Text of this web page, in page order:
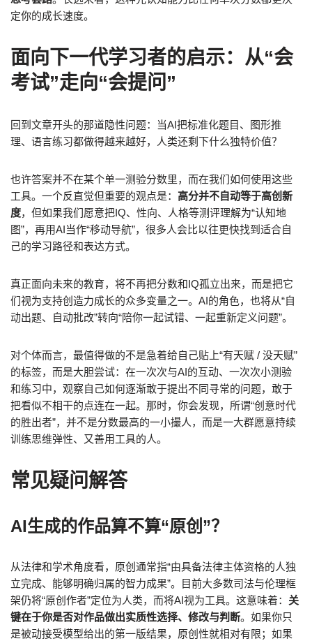
定你的成长速度。
面向下一代学习者的启示：从“会
考试”走向“会提问”
回到文章开头的那道隐性问题：当AI把标准化题目、图形推
理、语言练习都做得越来越好，人类还剩下什么独特价值？
也许答案并不在某个单一测验分数里，而在我们如何使用这些
工具。一个反直觉但重要的观点是： 高分并不自动等于高创新
度，但如果我们愿意把IQ、性向、人格等测评理解为“认知地
图”，再用AI当作“移动导航”，很多人会比以往更快找到适合自
己的学习路径和表达方式。
真正面向未来的教育，将不再把分数和IQ孤立出来，而是把它
们视为支持创造力成长的众多变量之一。AI的角色，也将从“自
动出题、自动批改”转向“陪你一起试错、一起重新定义问题”。
对个体而言，最值得做的不是急着给自己贴上“有天赋 / 没天赋”
的标签，而是大胆尝试：在一次次与AI的互动、一次次小测验
和练习中，观察自己如何逐渐敢于提出不同寻常的问题，敢于
把看似不相干的点连在一起。那时，你会发现，所谓“创意时代
的胜出者”，并不是分数最高的一小撮人，而是一大群愿意持续
训练思维弹性、又善用工具的人。
常见疑问解答
AI生成的作品算不算“原创”？
从法律和学术角度看，原创通常指“由具备法律主体资格的人独
立完成、能够明确归属的智力成果”。目前大多数司法与伦理框
架仍将“原创作者”定位为人类，而将AI视为工具。这意味着： 关
键在于你是否对作品做出实质性选择、修改与判断。如果你只
是被动接受模型给出的第一版结果，原创性就相对有限；如果